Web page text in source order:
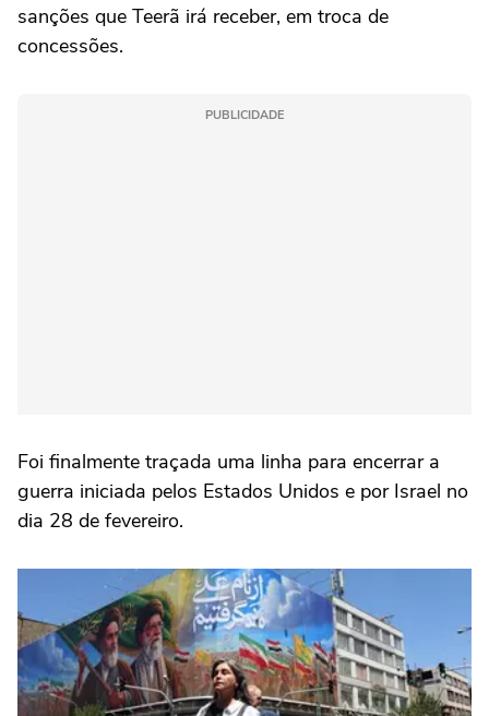
sanções que Teerã irá receber, em troca de
concessões.
PUBLICIDADE
Foi finalmente traçada uma linha para encerrar a
guerra iniciada pelos Estados Unidos e por Israel no
dia 28 de fevereiro.